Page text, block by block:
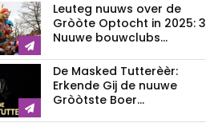
Leuteg nuuws over de
Gròòte Optocht in 2025: 3
Nuuwe bouwclubs...
De Masked Tutterèèr:
Erkende Gij de nuuwe
Gròòtste Boer...